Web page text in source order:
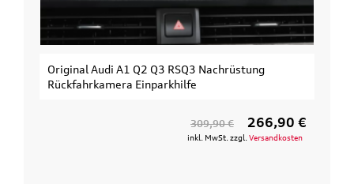
Original Audi A1 Q2 Q3 RSQ3 Nachrüstung
Rückfahrkamera Einparkhilfe
309,90 € 266,90 €
inkl. MwSt. zzgl. Versandkosten